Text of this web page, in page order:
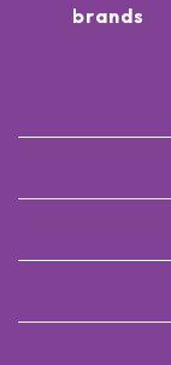
brands